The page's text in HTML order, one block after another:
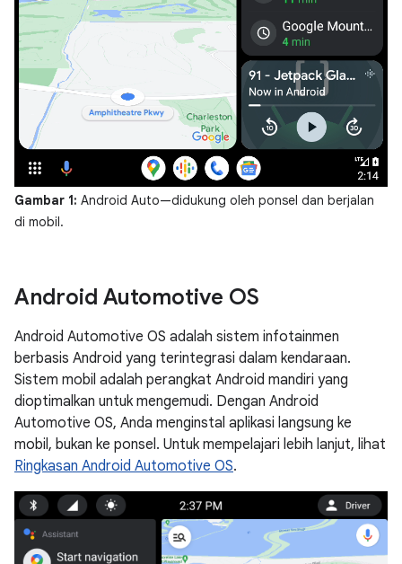
Gambar 1: Android Auto—didukung oleh ponsel dan berjalan
di mobil.
Android Automotive OS
Android Automotive OS adalah sistem infotainmen
berbasis Android yang terintegrasi dalam kendaraan.
Sistem mobil adalah perangkat Android mandiri yang
dioptimalkan untuk mengemudi. Dengan Android
Automotive OS, Anda menginstal aplikasi langsung ke
mobil, bukan ke ponsel. Untuk mempelajari lebih lanjut, lihat
Ringkasan Android Automotive OS.